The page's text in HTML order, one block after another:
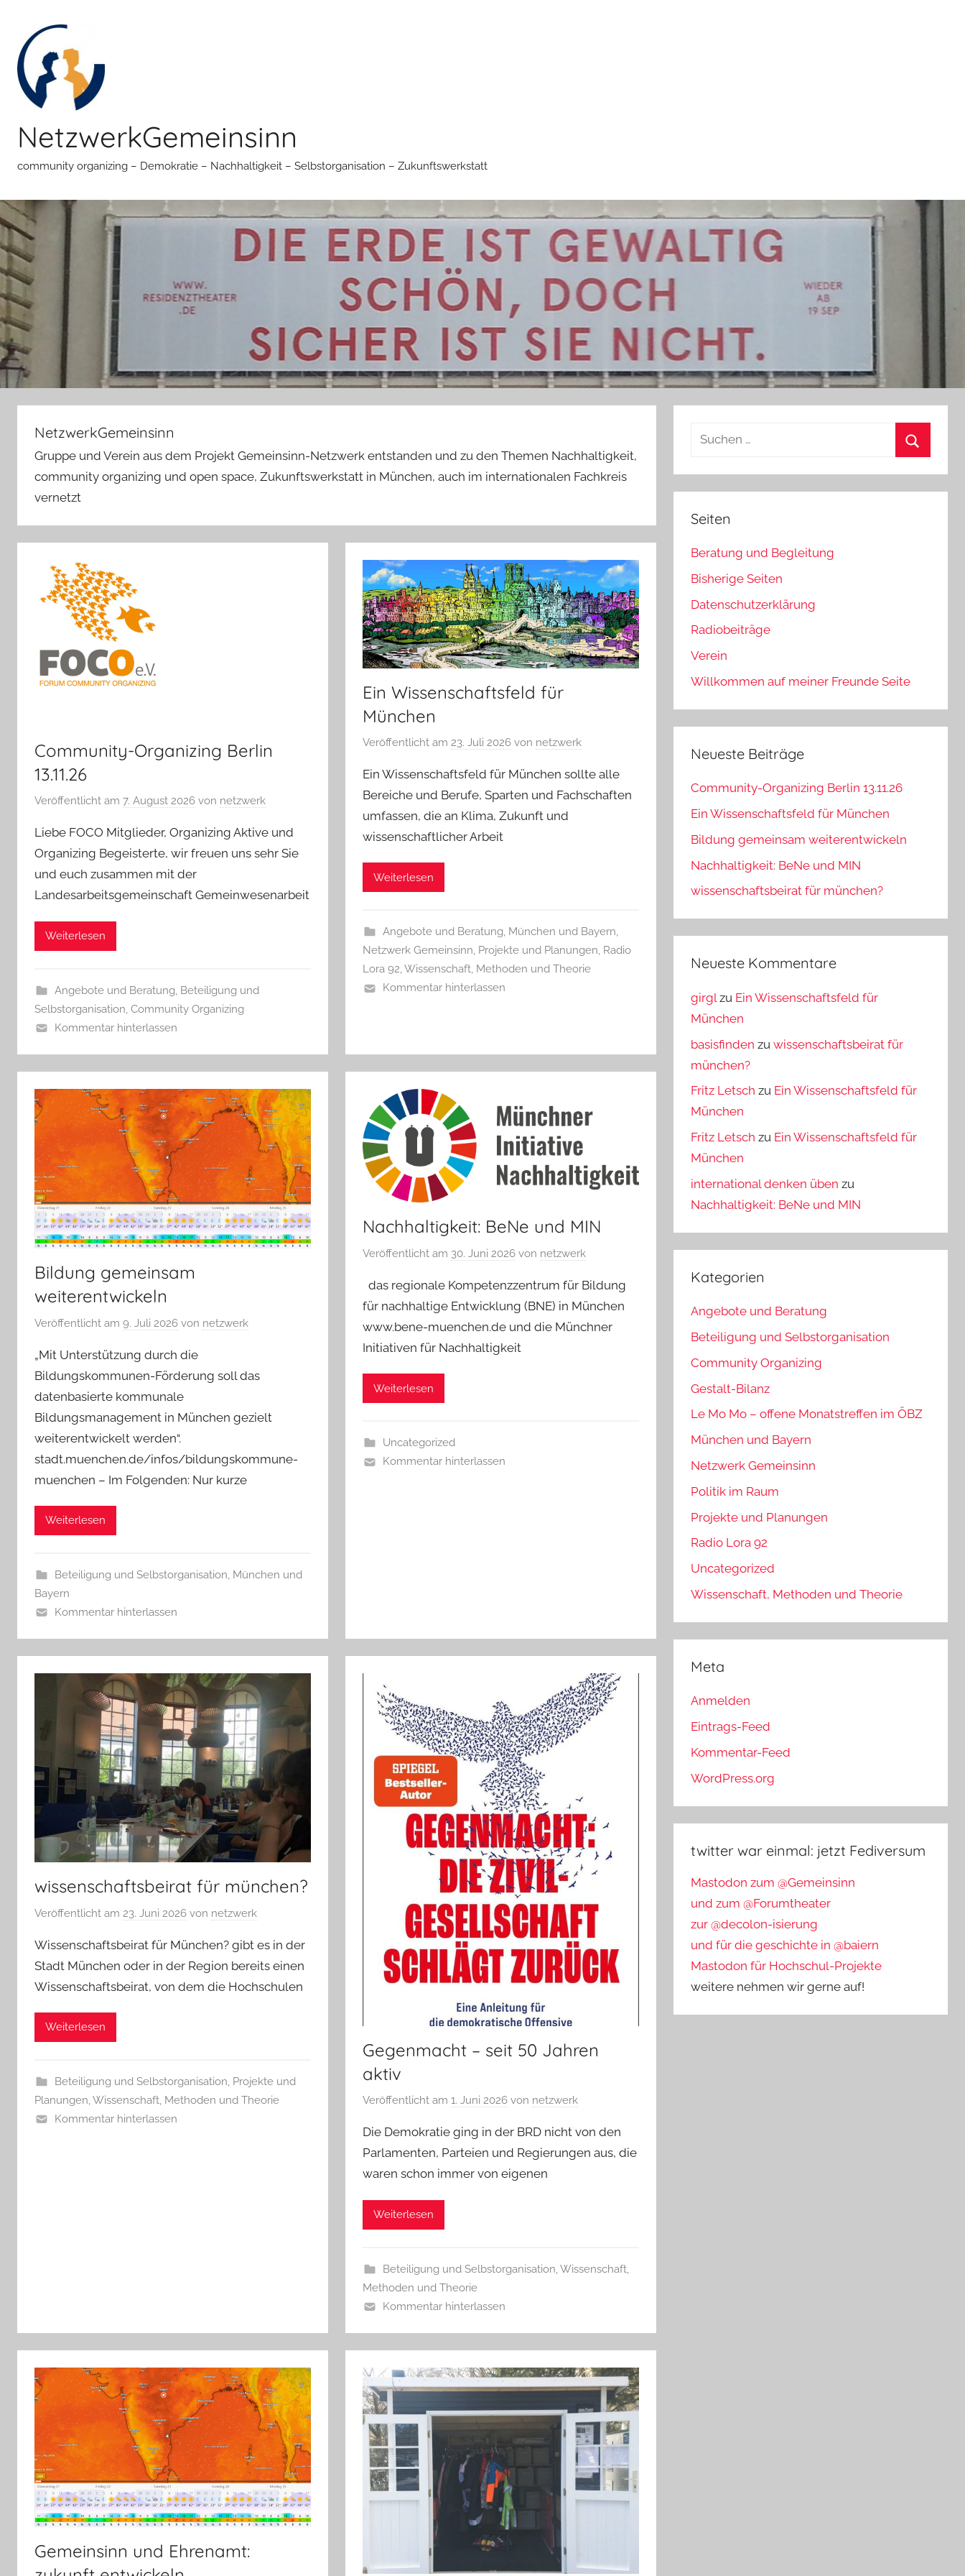
springen
NetzwerkGemeinsinn
community organizing – Demokratie – Nachhaltigkeit – Selbstorganisation – Zukunftswerkstatt
NetzwerkGemeinsinn
Gruppe und Verein aus dem Projekt Gemeinsinn-Netzwerk entstanden und zu den Themen Nachhaltigkeit,
community organizing und open space, Zukunftswerkstatt in München, auch im internationalen Fachkreis
vernetzt
Community-Organizing Berlin
13.11.26
Veröffentlicht am 7. August 2026 von netzwerk
Liebe FOCO Mitglieder, Organizing Aktive und
Organizing Begeisterte, wir freuen uns sehr Sie
und euch zusammen mit der
Landesarbeitsgemeinschaft Gemeinwesenarbeit
Weiterlesen
Angebote und Beratung, Beteiligung und
Selbstorganisation, Community Organizing
Kommentar hinterlassen
Ein Wissenschaftsfeld für
München
Veröffentlicht am23. Juli 2026 von netzwerk
Ein Wissenschaftsfeld für München sollte alle
Bereiche und Berufe, Sparten und Fachschaften
umfassen, die an Klima, Zukunft und
wissenschaftlicher Arbeit
Weiterlesen
Angebote und Beratung, München und Bayern,
Netzwerk Gemeinsinn, Projekte und Planungen, Radio
Lora 92,Wissenschaft, Methoden und Theorie
Kommentar hinterlassen
Bildung gemeinsam
weiterentwickeln
Veröffentlicht am 9. Juli 2026 von netzwerk
„Mit Unterstützung durch die
Bildungskommunen-Förderung soll das
datenbasierte kommunale
Bildungsmanagement in München gezielt
weiterentwickelt werden“.
stadt.muenchen.de/infos/bildungskommune-
muenchen – Im Folgenden: Nur kurze
Weiterlesen
Beteiligung und Selbstorganisation, München und
Bayern
Kommentar hinterlassen
Nachhaltigkeit: BeNe und MIN
Veröffentlicht am 30. Juni 2026 von netzwerk
das regionale Kompetenzzentrum für Bildung
für nachhaltige Entwicklung (BNE) in München
www.bene-muenchen.de und die Münchner
Initiativen für Nachhaltigkeit
Weiterlesen
Uncategorized
Kommentar hinterlassen
wissenschaftsbeirat für münchen?
Veröffentlicht am 23. Juni 2026 von netzwerk
Wissenschaftsbeirat für München? gibt es in der
Stadt München oder in der Region bereits einen
Wissenschaftsbeirat, von dem die Hochschulen
Weiterlesen
Beteiligung und Selbstorganisation, Projekte und
Planungen,Wissenschaft, Methoden und Theorie
Kommentar hinterlassen
Gegenmacht – seit 50 Jahren
aktiv
Veröffentlicht am1. Juni 2026 von netzwerk
Die Demokratie ging in der BRD nicht von den
Parlamenten, Parteien und Regierungen aus, die
waren schon immer von eigenen
Weiterlesen
Beteiligung und Selbstorganisation,Wissenschaft,
Methoden und Theorie
Kommentar hinterlassen
Gemeinsinn und Ehrenamt:
Suchen
Seiten
Beratung und Begleitung
Bisherige Seiten
Datenschutzerklärung
Radiobeiträge
Verein
Willkommen auf meiner Freunde Seite
Neueste Beiträge
Community-Organizing Berlin 13.11.26
Ein Wissenschaftsfeld für München
Bildung gemeinsam weiterentwickeln
Nachhaltigkeit: BeNe und MIN
wissenschaftsbeirat für münchen?
Neueste Kommentare
girgl zu Ein Wissenschaftsfeld für
München
basisfinden zuwissenschaftsbeirat für
münchen?
Fritz Letsch zu Ein Wissenschaftsfeld für
München
Fritz Letsch zu Ein Wissenschaftsfeld für
München
international denken üben zu
Nachhaltigkeit: BeNe und MIN
Kategorien
Angebote und Beratung
Beteiligung und Selbstorganisation
Community Organizing
Gestalt-Bilanz
Le Mo Mo – offene Monatstreffen im ÖBZ
München und Bayern
Netzwerk Gemeinsinn
Politik im Raum
Projekte und Planungen
Radio Lora 92
Uncategorized
Wissenschaft, Methoden und Theorie
Meta
Anmelden
Eintrags-Feed
Kommentar-Feed
WordPress.org
twitter war einmal: jetzt Fediversum
Mastodon zum @Gemeinsinn
und zum @Forumtheater
zur @decolon-isierung
und für die geschichte in @baiern
Mastodon für Hochschul-Projekte
weitere nehmen wir gerne auf!